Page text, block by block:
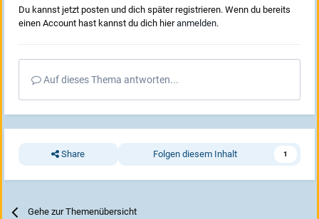
Du kannst jetzt posten und dich später registrieren. Wenn du bereits
einen Account hast kannst du dich hieranmelden.
Auf dieses Thema antworten...
Share Folgen diesem Inhalt 1
Gehe zur Themenübersicht